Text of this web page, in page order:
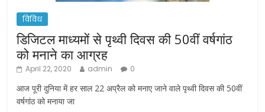
विविध
डिजिटल माध्यमों से पृथ्वी दिवस की 50वीं वर्षगांठ
को मनाने का आग्रह
April 22, 2020 admin 0
आज पूरी दुनिया में हर साल 22 अप्रैल को मनाए जाने वाले पृथ्वी दिवस की 50वीं
वर्षगांठ को मनाया जा